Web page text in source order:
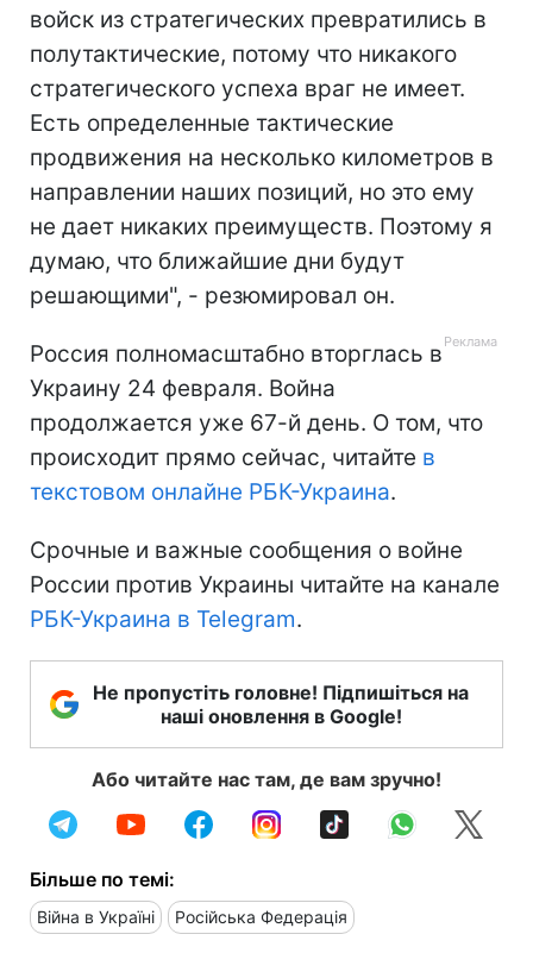
войск из стратегических превратились в
полутактические, потому что никакого
стратегического успеха враг не имеет.
Есть определенные тактические
продвижения на несколько километров в
направлении наших позиций, но это ему
не дает никаких преимуществ. Поэтому я
думаю, что ближайшие дни будут
решающими", - резюмировал он.
Россия полномасштабно вторглась в
Украину 24 февраля. Война
продолжается уже 67-й день. О том, что
происходит прямо сейчас, читайте в
текстовом онлайне РБК-Украина.
Срочные и важные сообщения о войне
России против Украины читайте на канале
РБК-Украина в Telegram.
Не пропустіть головне! Підпишіться на
наші оновлення в Google!
Або читайте нас там, де вам зручно!
Більше по темі:
Війна в Україні Російська Федерація